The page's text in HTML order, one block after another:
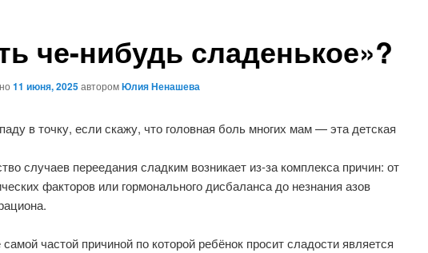
че-нибудь сладенькое»?
11 июня, 2025авторомЮлия Ненашева
в точку, если скажу, что головная боль многих мам — эта детская
случаев переедания сладким возникает из-за комплекса причин: от
факторов или гормонального дисбаланса до незнания азов
частой причиной по которой ребёнок просит сладости является